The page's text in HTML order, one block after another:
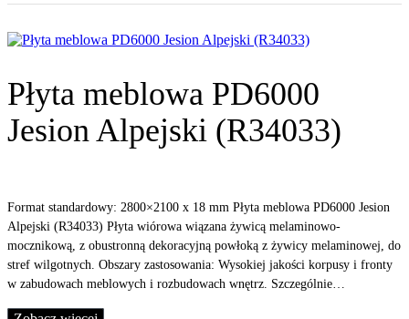
Płyta meblowa PD6000
Jesion Alpejski (R34033)
Format standardowy: 2800×2100 x 18 mm Płyta meblowa PD6000 Jesion
Alpejski (R34033) Płyta wiórowa wiązana żywicą melaminowo-
mocznikową, z obustronną dekoracyjną powłoką z żywicy melaminowej, do
stref wilgotnych. Obszary zastosowania: Wysokiej jakości korpusy i fronty
w zabudowach meblowych i rozbudowach wnętrz. Szczególnie…